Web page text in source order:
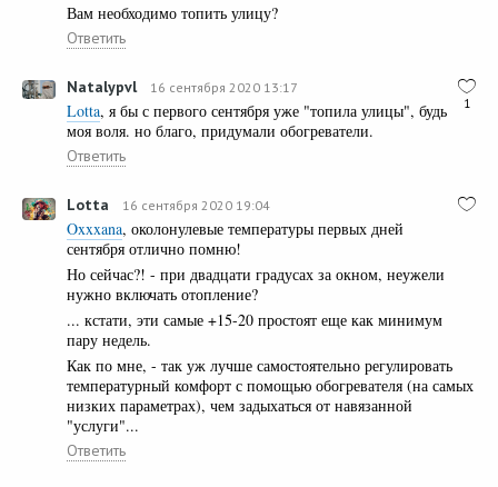
Вам необходимо топить улицу?
Ответить
1
Natalypvl 16 сентября 2020 13:17
Lotta, я бы с первого сентября уже "топила улицы", будь
моя воля. но благо, придумали обогреватели.
Ответить
Lotta 16 сентября 2020 19:04
Oxxxana, околонулевые температуры первых дней
сентября отлично помню!
Но сейчас?! - при двадцати градусах за окном, неужели
нужно включать отопление?
... кстати, эти самые +15-20 простоят еще как минимум
пару недель.
Как по мне, - так уж лучше самостоятельно регулировать
температурный комфорт с помощью обогревателя (на самых
низких параметрах), чем задыхаться от навязанной
"услуги"...
Ответить